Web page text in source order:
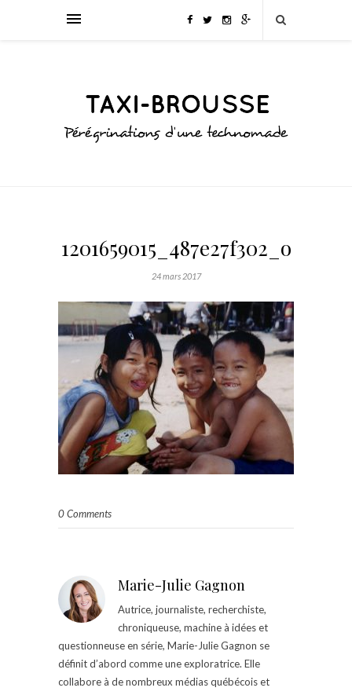
1201659015_487e27f302_o
24 mars 2017
0 Comments
Marie-Julie Gagnon
Autrice, journaliste, recherchiste,
chroniqueuse, machine à idées et
questionneuse en série, Marie-Julie Gagnon se
définit d’abord comme une exploratrice. Elle
collabore à de nombreux médias québécois et